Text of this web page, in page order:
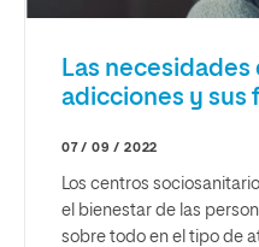
Las necesidades
adicciones y sus
07 / 09 / 2022
Los centros
el bienestar de las
sobre todo en el tipo de